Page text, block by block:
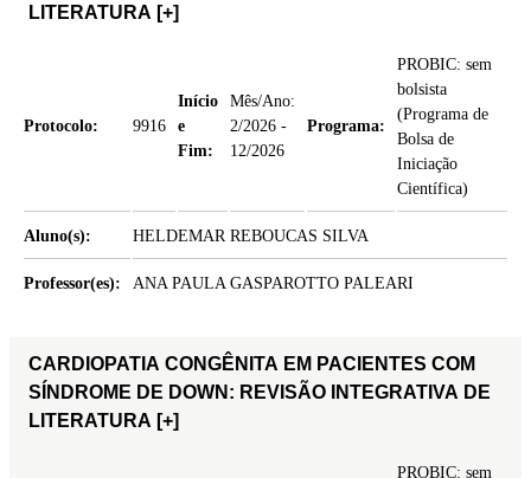
LITERATURA [+]
Protocolo: 9916
Início
e
Fim:
Mês/Ano:
2/2026 -
12/2026
Programa:
PROBIC: sem
bolsista
(Programa de
Bolsa de
Iniciação
Científica)
Aluno(s): HELDEMAR REBOUCAS SILVA
Professor(es): ANA PAULA GASPAROTTO PALEARI
CARDIOPATIA CONGÊNITA EM PACIENTES COM
SÍNDROME DE DOWN: REVISÃO INTEGRATIVA DE
LITERATURA [+]
PROBIC: sem